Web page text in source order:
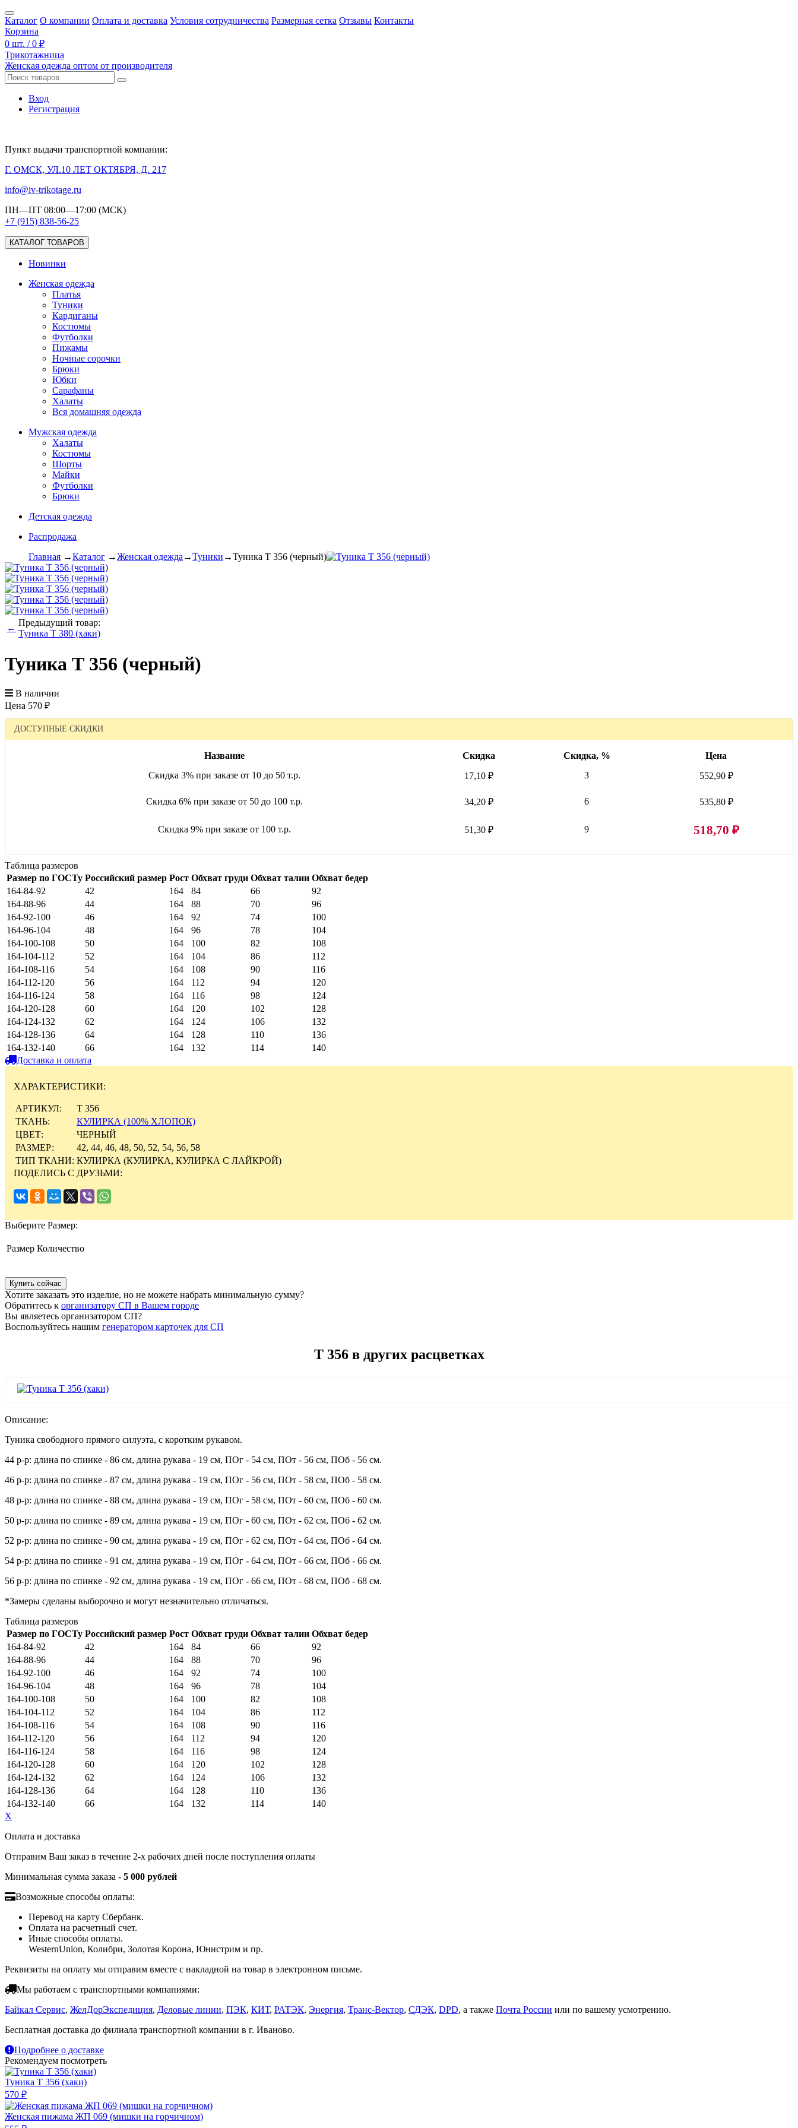
Каталог О компании Оплата и доставка Условия сотрудничества Размерная сетка Отзывы Контакты
Корзина
0 шт. / 0 ₽
Трикотажница
Женская одежда оптом от производителя
Вход
Регистрация
Пункт выдачи транспортной компании:
Г. ОМСК, УЛ.10 ЛЕТ ОКТЯБРЯ, Д. 217
info@iv-trikotage.ru
ПН—ПТ 08:00—17:00 (МСК)
+7 (915) 838-56-25
КАТАЛОГ ТОВАРОВ
Новинки
Женская одежда
Платья
Туники
Кардиганы
Костюмы
Футболки
Пижамы
Ночные сорочки
Брюки
Юбки
Сарафаны
Халаты
Вся домашняя одежда
Мужская одежда
Халаты
Костюмы
Шорты
Майки
Футболки
Брюки
Детская одежда
Распродажа
Главная →Каталог →Женская одежда →Туники →Туника Т 356 (черный)
←
Предыдущий товар:
Туника Т 380 (хаки)
Туника Т 356 (черный)
В наличии
Цена 570 ₽
ДОСТУПНЫЕ СКИДКИ
Название Скидка Скидка, %
Цена
Скидка 3% при заказе от 10 до 50 т.р.
17,10 ₽ 3 552,90 ₽
Скидка 6% при заказе от 50 до 100 т.р. 34,20 ₽ 6 535,80 ₽
Скидка 9% при заказе от 100 т.р. 51,30 ₽ 9 518,70 ₽
Таблица размеров
Размер по ГОСТу Российский размер Рост Обхват груди Обхват талии Обхват бедер
164-84-92
42 164 84 66
92
164-88-96
44 164 88 70
96
164-92-100
46 164 92 74
100
164-96-104
48 164 96 78
104
164-100-108
50 164 100 82
108
164-104-112
52 164 104 86
112
164-108-116
54 164 108 90
116
164-112-120
56 164 112 94
120
164-116-124
58 164 116 98
124
164-120-128
60 164 120 102
128
164-124-132
62 164 124 106
132
164-128-136
64 164 128 110
136
164-132-140
66 164 132 114
140
Доставка и оплата
ХАРАКТЕРИСТИКИ:
АРТИКУЛ:
Т 356
ТКАНЬ:
КУЛИРКА (100% ХЛОПОК)
ЦВЕТ:
ЧЕРНЫЙ
РАЗМЕР:
42, 44, 46, 48, 50, 52, 54, 56, 58
ТИП ТКАНИ: КУЛИРКА (КУЛИРКА, КУЛИРКА С ЛАЙКРОЙ)
ПОДЕЛИСЬ С ДРУЗЬМИ:
Выберите Размер:
Размер Количество
Хотите заказать это изделие, но не можете набрать минимальную сумму?
Обратитесь к организатору СП в Вашем городе
Вы являетесь организатором СП?
Воспользуйтесь нашим генератором карточек для СП
Т 356 в других расцветках
Описание:
Туника свободного прямого силуэта, с коротким рукавом.
44 р-р: длина по спинке - 86 см, длина рукава - 19 см, ПОг - 54 см, ПОт - 56 см, ПОб - 56 см.
46 р-р: длина по спинке - 87 см, длина рукава - 19 см, ПОг - 56 см, ПОт - 58 см, ПОб - 58 см.
48 р-р: длина по спинке - 88 см, длина рукава - 19 см, ПОг - 58 см, ПОт - 60 см, ПОб - 60 см.
50 р-р: длина по спинке - 89 см, длина рукава - 19 см, ПОг - 60 см, ПОт - 62 см, ПОб - 62 см.
52 р-р: длина по спинке - 90 см, длина рукава - 19 см, ПОг - 62 см, ПОт - 64 см, ПОб - 64 см.
54 р-р: длина по спинке - 91 см, длина рукава - 19 см, ПОг - 64 см, ПОт - 66 см, ПОб - 66 см.
56 р-р: длина по спинке - 92 см, длина рукава - 19 см, ПОг - 66 см, ПОт - 68 см, ПОб - 68 см.
*Замеры сделаны выборочно и могут незначительно отличаться.
Таблица размеров
Размер по ГОСТу Российский размер Рост Обхват груди Обхват талии Обхват бедер
164-84-92
42 164 84 66
92
164-88-96
44 164 88 70
96
164-92-100
46 164 92 74
100
164-96-104
48 164 96 78
104
164-100-108
50 164 100 82
108
164-104-112
52 164 104 86
112
164-108-116
54 164 108 90
116
164-112-120
56 164 112 94
120
164-116-124
58 164 116 98
124
164-120-128
60 164 120 102
128
164-124-132
62 164 124 106
132
164-128-136
64 164 128 110
136
164-132-140
66 164 132 114
140
X
Оплата и доставка
Отправим Ваш заказ в течение 2-х рабочих дней после поступления оплаты
Минимальная сумма заказа - 5 000 рублей
Возможные способы оплаты:
Перевод на карту Сбербанк.
Оплата на расчетный счет.
Иные способы оплаты.
WesternUnion, Колибри, Золотая Корона, Юнистрим и пр.
Реквизиты на оплату мы отправим вместе с накладной на товар в электронном письме.
Мы работаем с транспортными компаниями:
Байкал Сервис, ЖелДорЭкспедиция, Деловые линии, ПЭК, КИТ, РАТЭК, Энергия, Транс-Вектор, СДЭК, DPD, а также Почта России или по вашему усмотрению.
Бесплатная доставка до филиала транспортной компании в г. Иваново.
Подробнее о доставке
Рекомендуем посмотреть
Туника Т 356 (хаки)
570 ₽
Женская пижама ЖП 069 (мишки на горчичном)